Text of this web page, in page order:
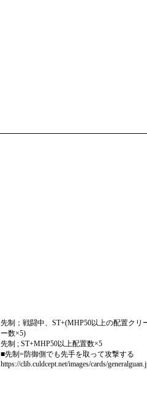
先制；戦闘中、ST+(MHP50以上の配置クリ
ー数×5)
先制 ; ST+MHP50以上配置数×5
■先制=防御側でも先手を取って攻撃する
https://clib.culdcept.net/images/cards/